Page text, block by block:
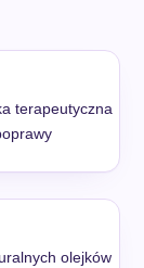
terapeutyczna
olejków